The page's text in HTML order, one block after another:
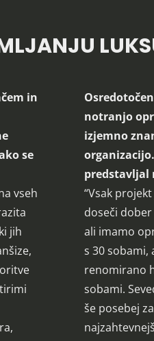
in
se
vseh
jih
notranjo
izjemno
predstavljal
“Vsak
doseči
ali imamo
s 30 sobami,
renomirano
sobami.
še posebej